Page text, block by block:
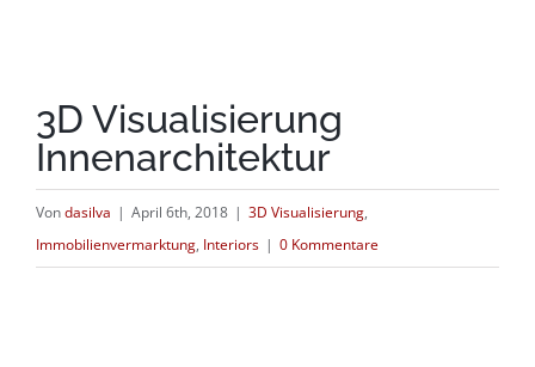
3D Visualisierung
Innenarchitektur
Vondasilva | April 6th, 2018 | 3D Visualisierung,
Immobilienvermarktung, Interiors | 0 Kommentare